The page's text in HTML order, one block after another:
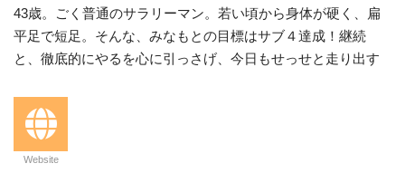
43歳。ごく普通のサラリーマン。若い頃から身体が硬く、扁
平足で短足。そんな、みなもとの目標はサブ４達成！継続
と、徹底的にやるを心に引っさげ、今日もせっせと走り出す
Website